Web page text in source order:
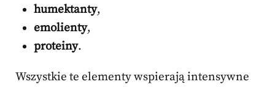
humektanty,
emolienty,
proteiny.
Wszystkie te elementy wspierają intensywne